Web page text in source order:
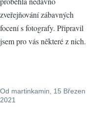
zveřejňování zábavných
focení s fotografy. Připravil
jsem pro vás některé z nich.
Od martinkamin , 15 Březen
2021